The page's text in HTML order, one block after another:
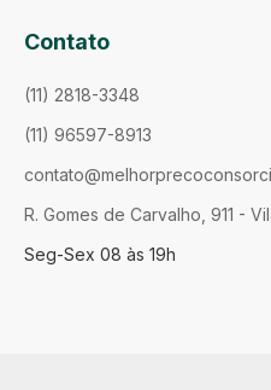
Contato
(11) 2818-3348
(11) 96597-8913
R. Gomes de Carvalho, 911 -
Seg-Sex 08 às 19h